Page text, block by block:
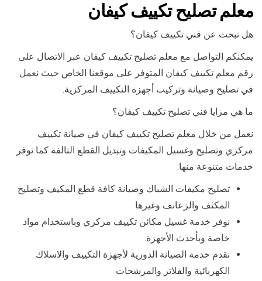
معلم تصليح تكييف كيفان
هل تبحث عن فني تكييف كيفان؟
يمكنكم التواصل مع معلم تصليح تكييف كيفان عبر الاتصال على
رقم معلم تكييف كيفان المتوفر على موقعنا الخاص حيث نعمل
في تصليح وصيانة وتركيب أجهزة التكييف المركزية.
ما هي مزايا فني تصليح تكييف كيفان؟
نعمل من خلال معلم تصليح تكييف كيفان في صيانة تكييف
مركزي وتصليح وغسيل المكيفات وتبديل القطع التالفة كما نوفر
خدمات متنوعة منها:
تصليح مكيفات الشباك وصيانة كافة قطع المكيف وتصليح
المكثف والزعانف وغيرها
نوفر خدمة غسيل مكائن تكييف مركزي وباستخدام مواد
خاصة وبأحدث الأجهزة.
نقدم خدمة الصيانة الدورية لأجهزة التكييف والاسلاك
الكهربائية والفلاتر والمرشحات